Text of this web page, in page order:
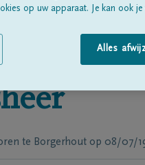
te Borgerhout op 08/07/
op uw apparaat. Je kan ook je
Alles